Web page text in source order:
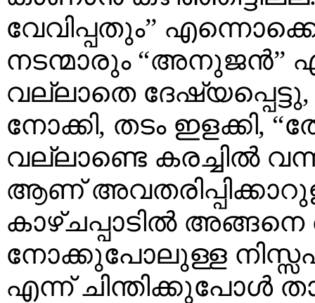
വേവിപ്പതും”
നടന്മാരും “അനുജന്‍”
വല്ലാതെ
നോക്കി, തടം ഇളക്കി,
വല്ലാണ്ടെ കരച്ചില്‍
ആണ്
കാഴ്ചപ്പാടില്‍
നോക്കുപോലുള്ള
എന്ന് ചിന്തിക്കുപോള്‍